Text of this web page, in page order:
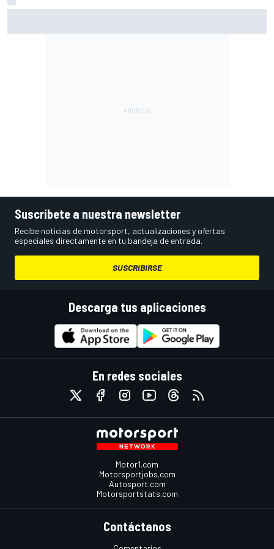
Suscríbete a nuestra newsletter
Recibe noticias de motorsport, actualizaciones y ofertas
especiales directamente en tu bandeja de entrada.
SUSCRIBIRSE
Descarga tus aplicaciones
En redes sociales
Motor1.com
Motorsportjobs.com
Autosport.com
Motorsportstats.com
Contáctanos